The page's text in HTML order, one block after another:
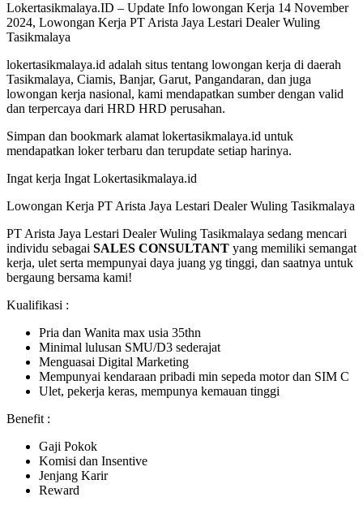
Lokertasikmalaya.ID – Update Info lowongan Kerja 14 November
2024, Lowongan Kerja PT Arista Jaya Lestari Dealer Wuling
Tasikmalaya
lokertasikmalaya.id adalah situs tentang lowongan kerja di daerah
Tasikmalaya, Ciamis, Banjar, Garut, Pangandaran, dan juga
lowongan kerja nasional, kami mendapatkan sumber dengan valid
dan terpercaya dari HRD HRD perusahan.
Simpan dan bookmark alamat lokertasikmalaya.id untuk
mendapatkan loker terbaru dan terupdate setiap harinya.
Ingat kerja Ingat Lokertasikmalaya.id
Lowongan Kerja PT Arista Jaya Lestari Dealer Wuling Tasikmalaya
PT Arista Jaya Lestari Dealer Wuling Tasikmalaya sedang mencari
individu sebagai SALES CONSULTANT yang memiliki semangat
kerja, ulet serta mempunyai daya juang yg tinggi, dan saatnya untuk
bergaung bersama kami!
Kualifikasi :
Pria dan Wanita max usia 35thn
Minimal lulusan SMU/D3 sederajat
Menguasai Digital Marketing
Mempunyai kendaraan pribadi min sepeda motor dan SIM C
Ulet, pekerja keras, mempunya kemauan tinggi
Benefit :
Gaji Pokok
Komisi dan Insentive
Jenjang Karir
Reward